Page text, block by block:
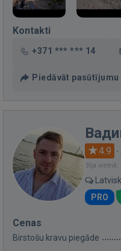
Kontakti
+371 *** *** 14
Piedāvāt pasūtījumu
4.9 ·
Bija
PRO
Cenas
Birstošu kravu piegāde